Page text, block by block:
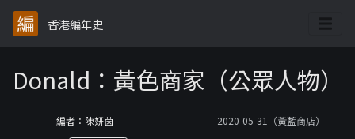
香港編年史
Donald：黃色商家（公眾人物）
編者：陳妍茵 2020-05-31（黃藍商店）